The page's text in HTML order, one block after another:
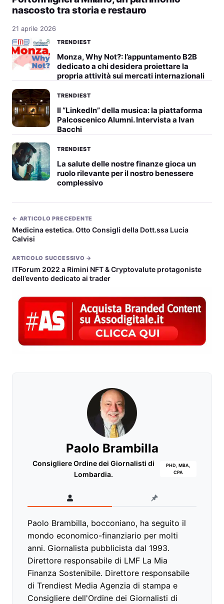
nascosto tra storia e restauro
21 aprile 2026
TRENDIEST
Monza, Why Not?: l’appuntamento B2B
dedicato a chi desidera proiettare la
propria attività sui mercati internazionali
TRENDIEST
Il “LinkedIn” della musica: la piattaforma
Palcoscenico Alumni. Intervista a Ivan
Bacchi
TRENDIEST
La salute delle nostre finanze gioca un
ruolo rilevante per il nostro benessere
complessivo
← ARTICOLO PRECEDENTE
Medicina estetica. Otto Consigli della Dott.ssa Lucia
Calvisi
ARTICOLO SUCCESSIVO →
ITForum 2022 a Rimini NFT & Cryptovalute protagoniste
dell’evento dedicato ai trader
Paolo Brambilla
Consigliere Ordine dei Giornalisti di
Lombardia.
PHD, MBA,
CPA
Paolo Brambilla, bocconiano, ha seguito il
mondo economico-finanziario per molti
anni. Giornalista pubblicista dal 1993.
Direttore responsabile di LMF La Mia
Finanza Sostenibile. Direttore responsabile
di Trendiest Media Agenzia di stampa e
Consigliere dell'Ordine dei Giornalisti di